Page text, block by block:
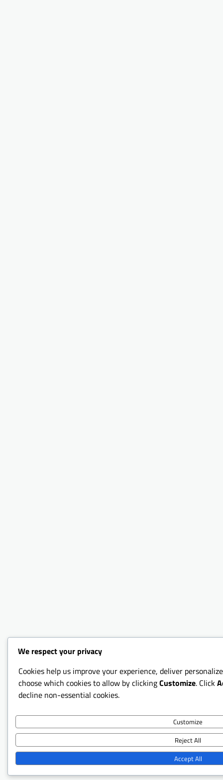
We respect your privacy
Cookies help us improve your experience, deliver
choose which cookies to allow by clickingCustomize. Click
decline non-essential cookies.
Customize
Reject All
Accept All